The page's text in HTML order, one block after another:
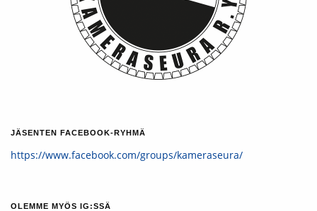
JÄSENTEN FACEBOOK-RYHMÄ
https://www.facebook.com/groups/kameraseura/
OLEMME MYÖS IG:SSÄ